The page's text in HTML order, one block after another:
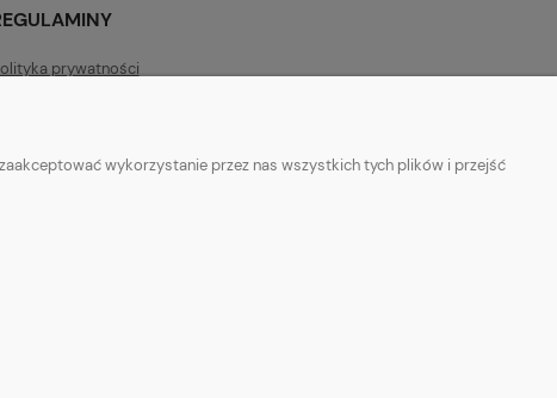
prywatności
plików cookies
wykorzystanie przez nas wszystkich tych plików i przejść